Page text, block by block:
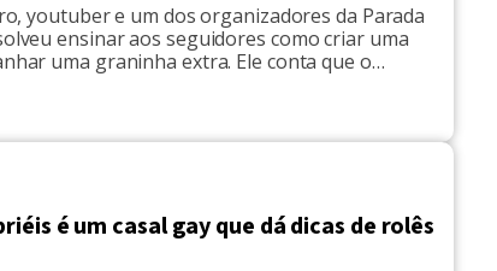
youtuber e um dos organizadores da Parada
ensinar aos seguidores como criar uma
uma graninha extra. Ele conta que o
é um casal gay que dá dicas de rolês